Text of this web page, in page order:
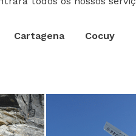
Cartagena Cocuy